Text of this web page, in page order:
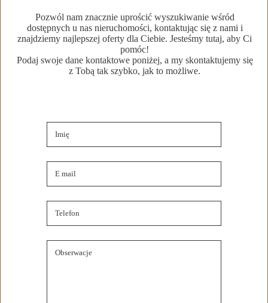
Szczegóły oferty
Pozwól nam znacznie uprościć wyszukiwanie wśród
dostępnych u nas nieruchomości, kontaktując się z nami i
znajdziemy najlepszej oferty dla Ciebie. Jesteśmy tutaj, aby Ci
pomóc!
Podaj swoje dane kontaktowe poniżej, a my skontaktujemy się
z Tobą tak szybko, jak to możliwe.